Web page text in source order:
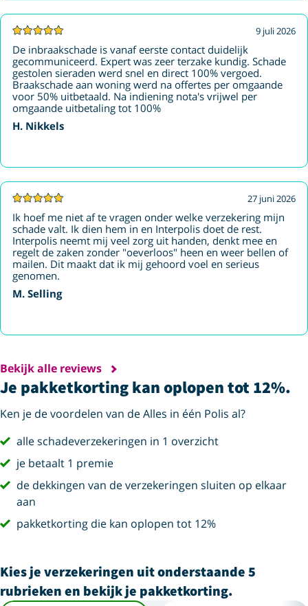
9 juli 2026
De inbraakschade is vanaf eerste contact duidelijk
gecommuniceerd. Expert was zeer terzake kundig. Schade
gestolen sieraden werd snel en direct 100% vergoed.
Braakschade aan woning werd na offertes per omgaande
voor 50% uitbetaald. Na indiening nota's vrijwel per
omgaande uitbetaling tot 100%
H. Nikkels
27 juni 2026
Ik hoef me niet af te vragen onder welke verzekering mijn
schade valt. Ik dien hem in en Interpolis doet de rest.
Interpolis neemt mij veel zorg uit handen, denkt mee en
regelt de zaken zonder "oeverloos" heen en weer bellen of
mailen. Dit maakt dat ik mij gehoord voel en serieus
genomen.
M. Selling
Bekijk alle reviews
Je pakketkorting kan oplopen tot 12%.
Ken je de voordelen van de Alles in één Polis al?
vink
alle schadeverzekeringen in 1 overzicht
vink
je betaalt 1 premie
vink
de dekkingen van de verzekeringen sluiten op elkaar
aan
vink
pakketkorting die kan oplopen tot 12%
Kies je verzekeringen uit onderstaande 5
rubrieken en bekijk je pakketkorting.